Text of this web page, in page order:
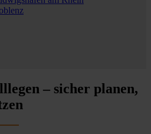
– sicher planen,